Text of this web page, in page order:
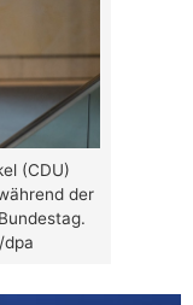
(CDU)
der
dpa